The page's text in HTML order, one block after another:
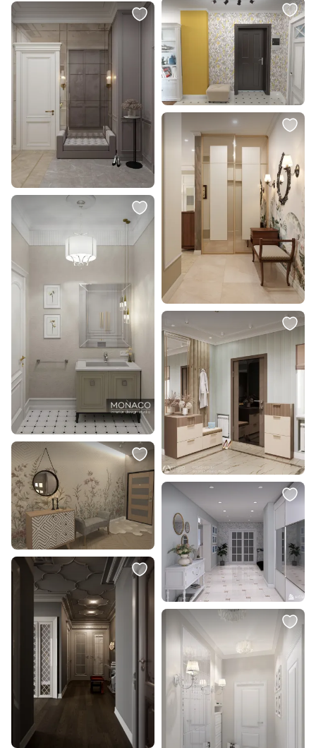
Набор из 2-х репродукций
картин в раме Игра форм № 2,
2020г.
В корзину
11 740 ₽
7 984 ₽
Ваза Glasar BD-2105113
В корзину
67 995 ₽ 33 998 ₽
хребет, Невада, 1879г.
В корзину
39 995 ₽
Набор из 2-х репродукций
картин в раме Проходя мимо
бури, 1872г.
В корзину
1 290 ₽
Ваза Glasar BD-2104703
В корзину